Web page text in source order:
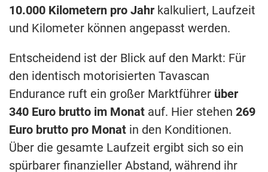
10.000 Kilometern pro Jahr kalkuliert, Laufzeit
und Kilometer können angepasst werden.
Entscheidend ist der Blick auf den Markt: Für
den identisch motorisierten Tavascan
Endurance ruft ein großer Marktführer über
340 Euro brutto im Monat auf. Hier stehen 269
Euro brutto pro Monat in den Konditionen.
Über die gesamte Laufzeit ergibt sich so ein
spürbarer finanzieller Abstand, während ihr